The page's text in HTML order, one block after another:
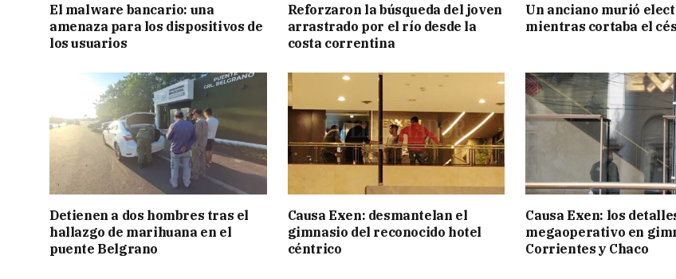
El malware bancario: una
amenaza para los dispositivos de
los usuarios
Reforzaron la búsqueda del joven
arrastrado por el río desde la
costa correntina
Un anciano murió
mientras cortaba el
Detienen a dos hombres tras el
hallazgo de marihuana en el
puente Belgrano
Causa Exen: desmantelan el
gimnasio del reconocido hotel
céntrico
Causa Exen: los
megaoperativo en
Corrientes y Chaco